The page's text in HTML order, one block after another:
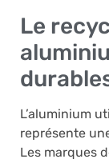
Le
L’aluminium
représente
Les marques